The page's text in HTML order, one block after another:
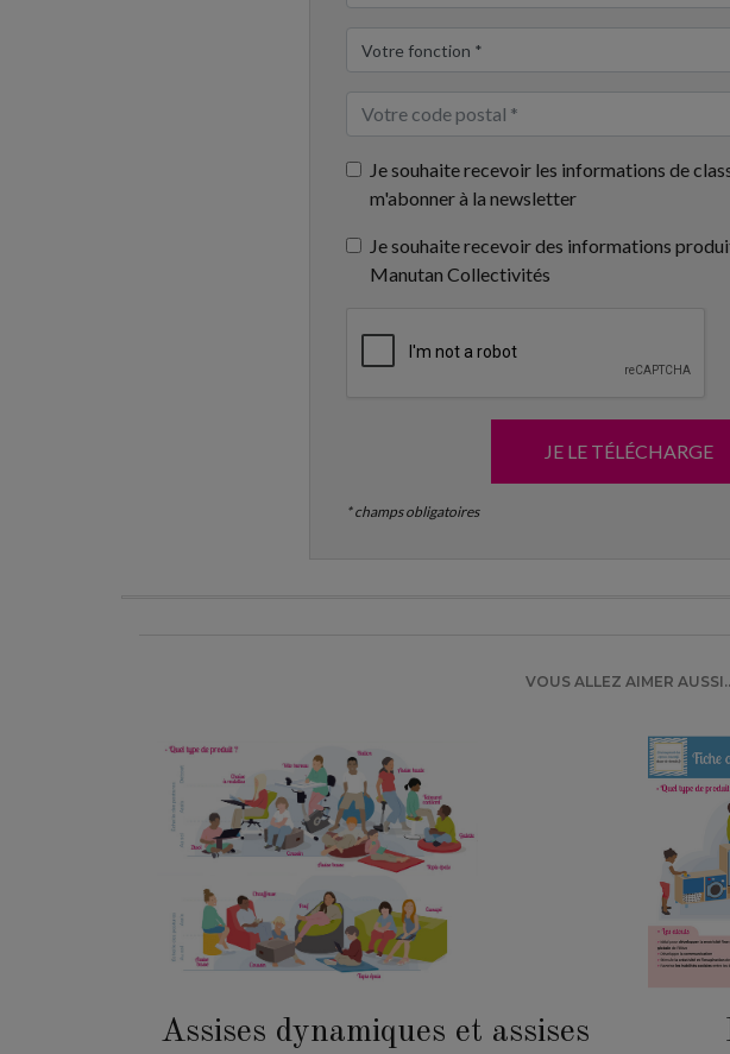
Je souhaite recevoir les informations de
m'abonner à la newsletter
Je souhaite recevoir des informations
Manutan Collectivités
JE LE TÉLÉCHARGE
* champs obligatoires
VOUS ALLEZ AIMER
Assises dynamiques et assises